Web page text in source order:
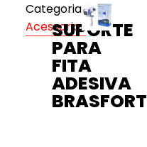
Categoria:
Acessorios
SUPORTE
PARA
FITA
ADESIVA
BRASFORT